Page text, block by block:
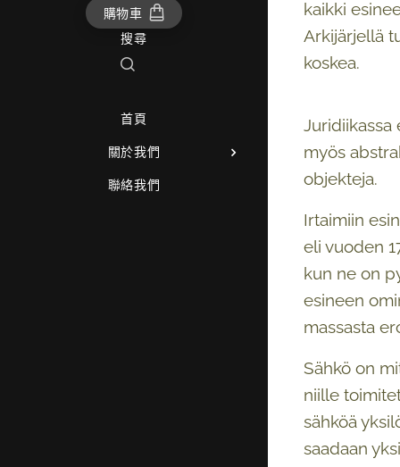
購物車
搜尋
首頁
關於我們
聯絡我們
kaikki
Arkijärjellä
koskea.
Juridiikassa
myös
objekteja.
Irtaimiin
eli vuoden
kun ne on
esineen
massasta
Sähkö on
niille
sähköä
saadaan